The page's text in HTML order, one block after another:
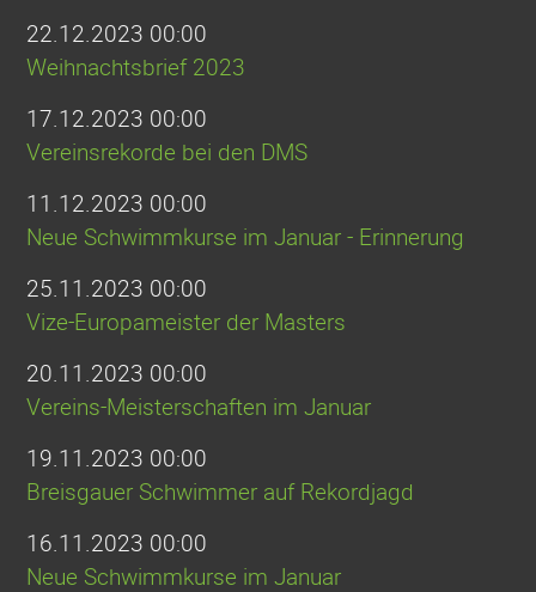
22.12.2023 00:00
Weihnachtsbrief 2023
17.12.2023 00:00
Vereinsrekorde bei den DMS
11.12.2023 00:00
Neue Schwimmkurse im Januar - Erinnerung
25.11.2023 00:00
Vize-Europameister der Masters
20.11.2023 00:00
Vereins-Meisterschaften im Januar
19.11.2023 00:00
Breisgauer Schwimmer auf Rekordjagd
16.11.2023 00:00
Neue Schwimmkurse im Januar